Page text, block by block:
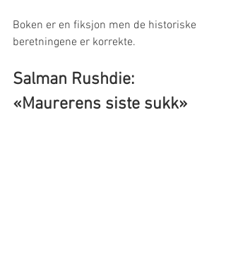
Boken er en fiksjon men de historiske
beretningene er korrekte.
Salman Rushdie:
«Maurerens siste sukk»